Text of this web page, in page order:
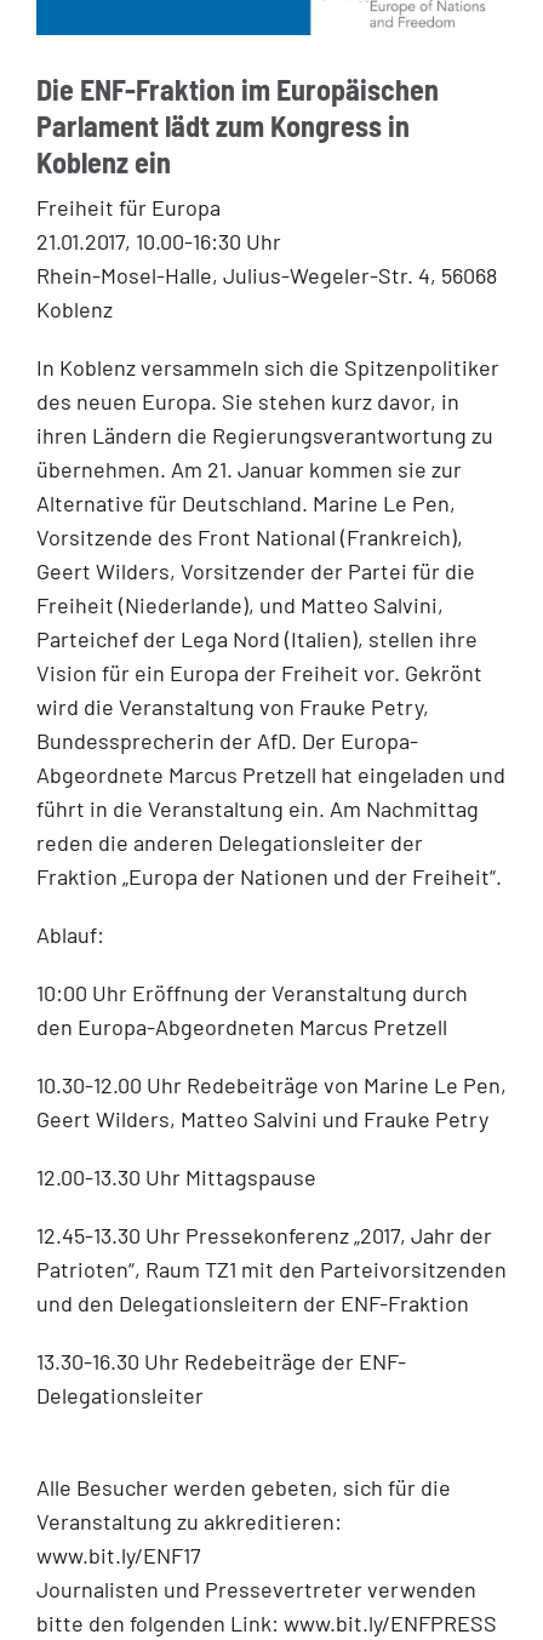
Die ENF-Fraktion im Europäischen
Parlament lädt zum Kongress in
Koblenz ein
Freiheit für Europa
21.01.2017, 10.00-16:30 Uhr
Rhein-Mosel-Halle, Julius-Wegeler-Str. 4, 56068
Koblenz
In Koblenz versammeln sich die Spitzenpolitiker
des neuen Europa. Sie stehen kurz davor, in
ihren Ländern die Regierungsverantwortung zu
übernehmen. Am 21. Januar kommen sie zur
Alternative für Deutschland. Marine Le Pen,
Vorsitzende des Front National (Frankreich),
Geert Wilders, Vorsitzender der Partei für die
Freiheit (Niederlande), und Matteo Salvini,
Parteichef der Lega Nord (Italien), stellen ihre
Vision für ein Europa der Freiheit vor. Gekrönt
wird die Veranstaltung von Frauke Petry,
Bundessprecherin der AfD. Der Europa-
Abgeordnete Marcus Pretzell hat eingeladen und
führt in die Veranstaltung ein. Am Nachmittag
reden die anderen Delegationsleiter der
Fraktion „Europa der Nationen und der Freiheit“.
Ablauf:
10:00 Uhr Eröffnung der Veranstaltung durch
den Europa-Abgeordneten Marcus Pretzell
10.30-12.00 Uhr Redebeiträge von Marine Le Pen,
Geert Wilders, Matteo Salvini und Frauke Petry
12.00-13.30 Uhr Mittagspause
12.45-13.30 Uhr Pressekonferenz „2017, Jahr der
Patrioten“, Raum TZ1 mit den Parteivorsitzenden
und den Delegationsleitern der ENF-Fraktion
13.30-16.30 Uhr Redebeiträge der ENF-
Delegationsleiter
Alle Besucher werden gebeten, sich für die
Veranstaltung zu akkreditieren:
www.bit.ly/ENF17
Journalisten und Pressevertreter verwenden
bitte den folgenden Link: www.bit.ly/ENFPRESS